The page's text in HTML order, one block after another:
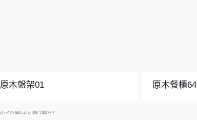
原木盤架01 原木餐櫃64